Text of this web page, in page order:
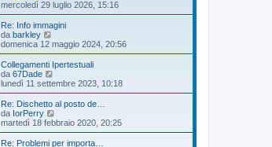
i
o
s
s
a
g
i
l
m
o
m
s
s
a
g
g
i
o
e
d
i
u
l
i
m
o
m
s
s
a
g
g
mercoledì 29 luglio 2026, 15:16
Re: Info immagini
da barkley
e
d
i
u
l
m
o
m
domenica 12 maggio 2024, 20:56
Collegamenti Ipertestuali
da 67Dade
e
d
u
l
lunedì 11 settembre 2023, 10:18
Re: Dischetto al posto de…
da IorPerry
e
d
i
martedì 18 febbraio 2020, 20:25
Re: Problemi per importa…